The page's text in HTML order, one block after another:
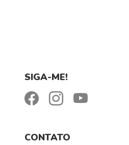
SIGA-ME!
CONTATO